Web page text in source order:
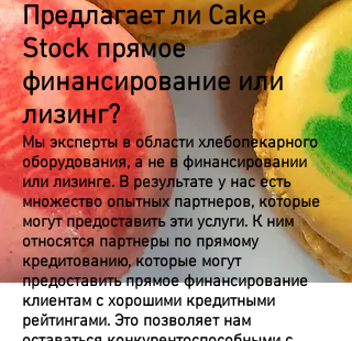
Предлагает ли Cake
Stock прямое
финансирование или
лизинг?
Мы эксперты в области хлебопекарного
оборудования, а не в финансировании
или лизинге. В результате у нас есть
множество опытных партнеров, которые
могут предоставить эти услуги. К ним
относятся партнеры по прямому
кредитованию, которые могут
предоставить прямое финансирование
клиентам с хорошими кредитными
рейтингами. Это позволяет нам